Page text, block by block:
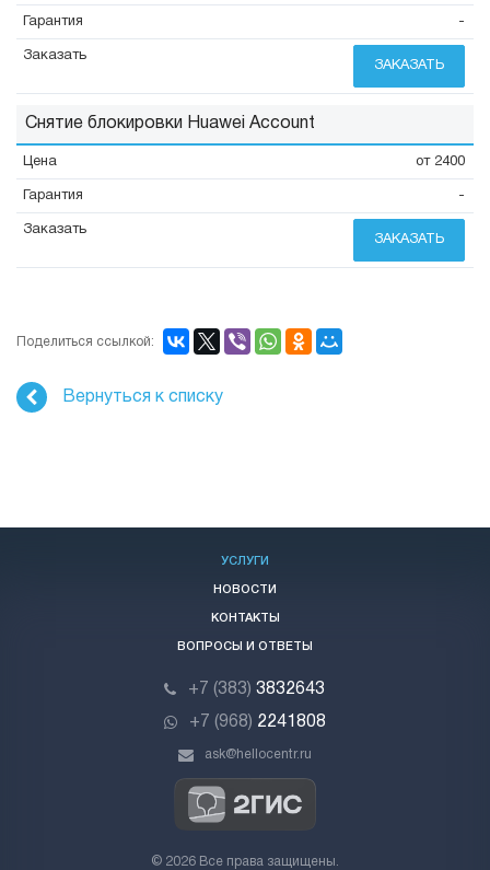
-
ЗАКАЗАТЬ
Снятие блокировки Huawei Account
от 2400
-
ЗАКАЗАТЬ
Поделиться ссылкой:
Вернуться к списку
© 2026 Все права защищены.
УСЛУГИ
НОВОСТИ
КОНТАКТЫ
ВОПРОСЫ И ОТВЕТЫ
+7 (383) 3832643
+7 (968) 2241808
ask@hellocentr.ru